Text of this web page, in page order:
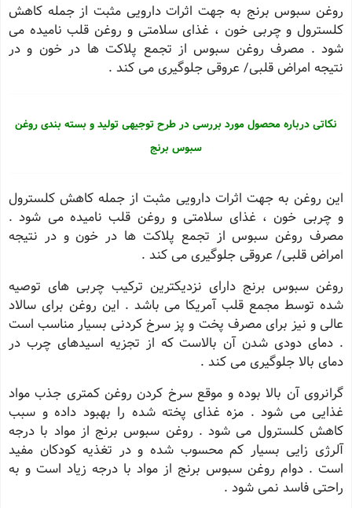
روغن سبوس برنج به جهت اثرات دارویی مثبت از جمله کاهش
کلسترول و چربی خون ، غذای سلامتی و روغن قلب نامیده می
شود . مصرف روغن سبوس از تجمع پلاکت ها در خون و در
نتیجه امراض قلبی/ عروقی جلوگیری می کند .
نکاتی درباره محصول مورد بررسی در طرح توجیهی تولید و بسته بندی روغن
سبوس برنج
این روغن به جهت اثرات دارویی مثبت از جمله کاهش کلسترول
و چربی خون ، غذای سلامتی و روغن قلب نامیده می شود .
مصرف روغن سبوس از تجمع پلاکت ها در خون و در نتیجه
امراض قلبی/ عروقی جلوگیری می کند .
روغن سبوس برنج دارای نزدیکترین ترکیب چربی های توصیه
شده توسط مجمع قلب آمریکا می باشد . این روغن برای سالاد
عالی و نیز برای مصرف پخت و پز سرخ کردنی بسیار مناسب است
. دمای دودی شدن آن بالاست که از تجزیه اسیدهای چرب در
دمای بالا جلوگیری می کند .
گرانروی آن بالا بوده و موقع سرخ کردن روغن کمتری جذب مواد
غذایی می شود . مزه غذای پخته شده را بهبود داده و سبب
کاهش کلسترول می شود . روغن سبوس برنج از مواد با درجه
آلرژی زایی بسیار کم محسوب شده و در تغذیه کودکان مفید
است . دوام روغن سبوس برنج از مواد با درجه زیاد است و به
راحتی فاسد نمی شود .